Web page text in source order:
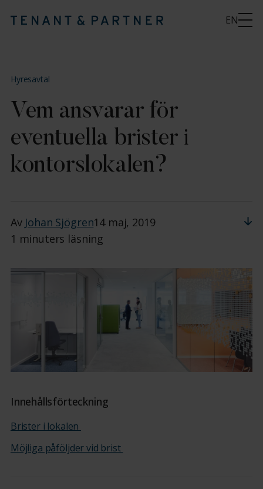
EN
Hyresavtal
Vem ansvarar för
eventuella brister i
kontorslokalen?
Av Johan Sjögren14 maj, 2019
1 minuters läsning
Innehållsförteckning
Brister i lokalen
Möjliga påföljder vid brist